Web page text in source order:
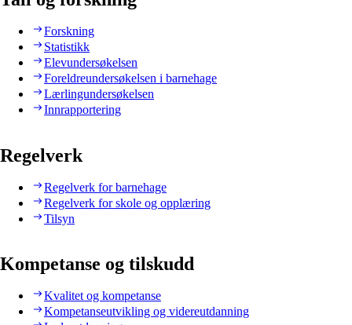
Forskning
Statistikk
Elevundersøkelsen
Foreldreundersøkelsen i barnehage
Lærlingundersøkelsen
Innrapportering
Regelverk
Regelverk for barnehage
Regelverk for skole og opplæring
Tilsyn
Kompetanse og tilskudd
Kvalitet og kompetanse
Kompetanseutvikling og videreutdanning